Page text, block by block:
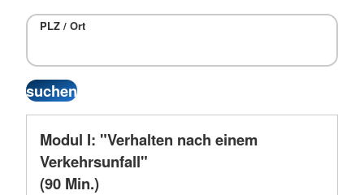
PLZ / Ort
Modul I: "Verhalten nach einem
Verkehrsunfall"
(90 Min.)